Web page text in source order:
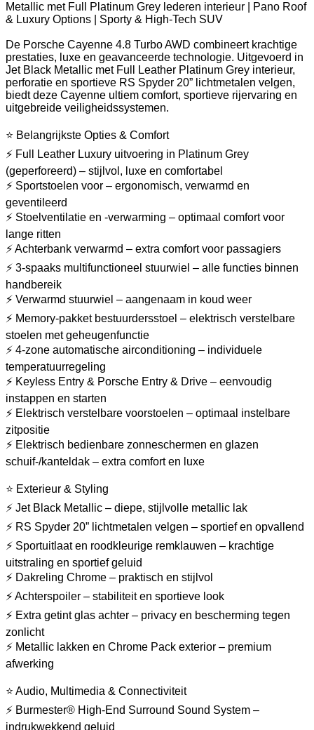
Metallic met Full Platinum Grey lederen interieur | Pano Roof
& Luxury Options | Sporty & High-Tech SUV
De Porsche Cayenne 4.8 Turbo AWD combineert krachtige
prestaties, luxe en geavanceerde technologie. Uitgevoerd in
Jet Black Metallic met Full Leather Platinum Grey interieur,
perforatie en sportieve RS Spyder 20” lichtmetalen velgen,
biedt deze Cayenne ultiem comfort, sportieve rijervaring en
uitgebreide veiligheidssystemen.
⭐ Belangrijkste Opties & Comfort
⚡ Full Leather Luxury uitvoering in Platinum Grey
(geperforeerd) – stijlvol, luxe en comfortabel
⚡ Sportstoelen voor – ergonomisch, verwarmd en
geventileerd
⚡ Stoelventilatie en -verwarming – optimaal comfort voor
lange ritten
⚡ Achterbank verwarmd – extra comfort voor passagiers
⚡ 3-spaaks multifunctioneel stuurwiel – alle functies binnen
handbereik
⚡ Verwarmd stuurwiel – aangenaam in koud weer
⚡ Memory-pakket bestuurdersstoel – elektrisch verstelbare
stoelen met geheugenfunctie
⚡ 4-zone automatische airconditioning – individuele
temperatuurregeling
⚡ Keyless Entry & Porsche Entry & Drive – eenvoudig
instappen en starten
⚡ Elektrisch verstelbare voorstoelen – optimaal instelbare
zitpositie
⚡ Elektrisch bedienbare zonneschermen en glazen
schuif-/kanteldak – extra comfort en luxe
⭐ Exterieur & Styling
⚡ Jet Black Metallic – diepe, stijlvolle metallic lak
⚡ RS Spyder 20” lichtmetalen velgen – sportief en opvallend
⚡ Sportuitlaat en roodkleurige remklauwen – krachtige
uitstraling en sportief geluid
⚡ Dakreling Chrome – praktisch en stijlvol
⚡ Achterspoiler – stabiliteit en sportieve look
⚡ Extra getint glas achter – privacy en bescherming tegen
zonlicht
⚡ Metallic lakken en Chrome Pack exterior – premium
afwerking
⭐ Audio, Multimedia & Connectiviteit
⚡ Burmester® High-End Surround Sound System –
indrukwekkend geluid